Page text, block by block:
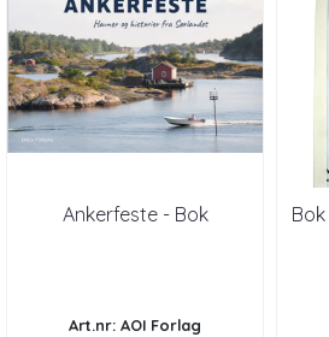
Ankerfeste - Bok
Art.nr: AOI Forlag